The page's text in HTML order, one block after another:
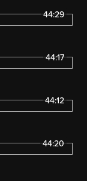
44:29
44:17
44:12
44:20